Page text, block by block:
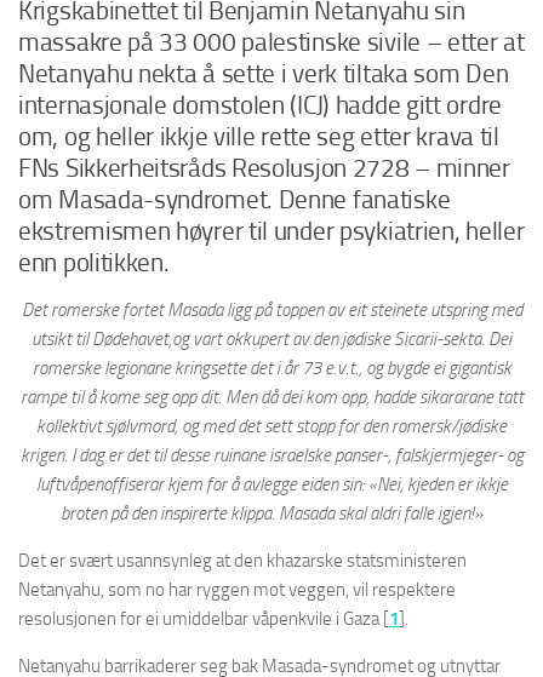
Krigskabinettet til Benjamin Netanyahu sin
massakre på 33 000 palestinske sivile – etter at
Netanyahu nekta å sette i verk tiltaka som Den
internasjonale domstolen (ICJ) hadde gitt ordre
om, og heller ikkje ville rette seg etter krava til
FNs Sikkerheitsråds Resolusjon 2728 – minner
om Masada-syndromet. Denne fanatiske
ekstremismen høyrer til under psykiatrien, heller
enn politikken.
Det romerske fortet Masada ligg på toppen av eit steinete utspring med
utsikt til Dødehavet,og vart okkupert av den jødiske Sicarii-sekta. Dei
romerske legionane kringsette det i år 73 e.v.t., og bygde ei gigantisk
rampe til å kome seg opp dit. Men då dei kom opp, hadde sikararane tatt
kollektivt sjølvmord, og med det sett stopp for den romersk/jødiske
krigen. I dag er det til desse ruinane israelske panser-, falskjermjeger- og
luftvåpenoffiserar kjem for å avlegge eiden sin: «Nei, kjeden er ikkje
broten på den inspirerte klippa. Masada skal aldri falle igjen!»
Det er svært usannsynleg at den khazarske statsministeren
Netanyahu, som no har ryggen mot veggen, vil respektere
resolusjonen for ei umiddelbar våpenkvile i Gaza [1].
Netanyahu barrikaderer seg bak Masada-syndromet og utnyttar